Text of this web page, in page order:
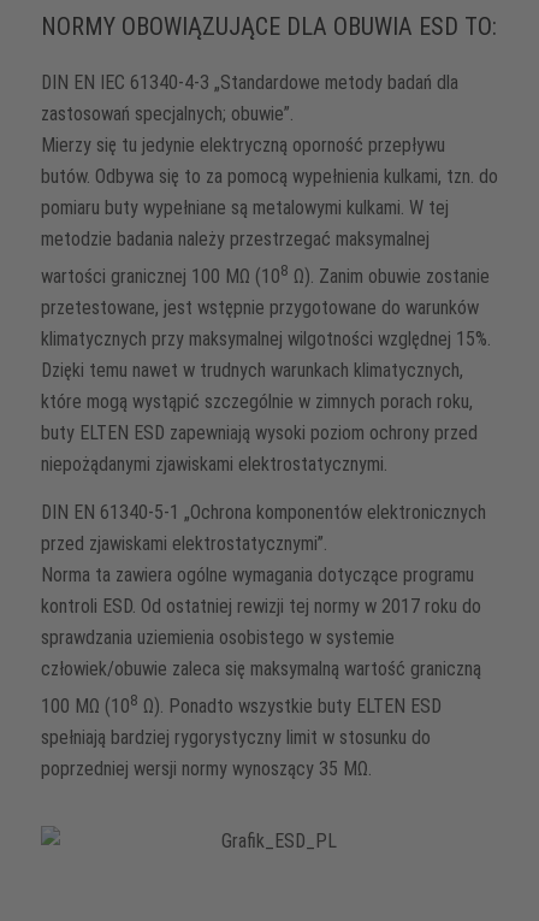
NORMY OBOWIĄZUJĄCE DLA OBUWIA ESD TO:
DIN EN IEC 61340-4-3 „Standardowe metody badań dla
zastosowań specjalnych; obuwie”.
Mierzy się tu jedynie elektryczną oporność przepływu
butów. Odbywa się to za pomocą wypełnienia kulkami, tzn. do
pomiaru buty wypełniane są metalowymi kulkami. W tej
metodzie badania należy przestrzegać maksymalnej
wartości granicznej 100 MΩ (108 Ω). Zanim obuwie zostanie
przetestowane, jest wstępnie przygotowane do warunków
klimatycznych przy maksymalnej wilgotności względnej 15%.
Dzięki temu nawet w trudnych warunkach klimatycznych,
które mogą wystąpić szczególnie w zimnych porach roku,
buty ELTEN ESD zapewniają wysoki poziom ochrony przed
niepożądanymi zjawiskami elektrostatycznymi.
DIN EN 61340-5-1 „Ochrona komponentów elektronicznych
przed zjawiskami elektrostatycznymi”.
Norma ta zawiera ogólne wymagania dotyczące programu
kontroli ESD. Od ostatniej rewizji tej normy w 2017 roku do
sprawdzania uziemienia osobistego w systemie
człowiek/obuwie zaleca się maksymalną wartość graniczną
100 MΩ (108 Ω). Ponadto wszystkie buty ELTEN ESD
spełniają bardziej rygorystyczny limit w stosunku do
poprzedniej wersji normy wynoszący 35 MΩ.